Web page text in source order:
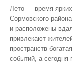
Лето — время ярких
Сормовского
и расположены
привлекают
пространств
событий, а сегодня